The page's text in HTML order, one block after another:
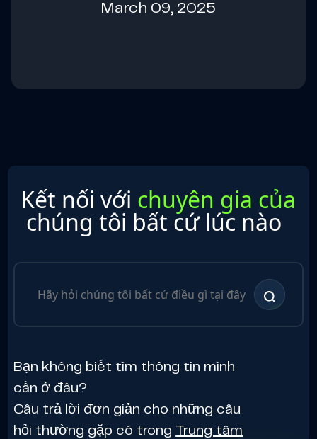
March 09, 2025
Kết nối với chuyên gia của
chúng tôi bất cứ lúc nào
Bạn không biết tìm thông tin mình
cần ở đâu?
Câu trả lời đơn giản cho những câu
hỏi thường gặp có trong Trung tâm